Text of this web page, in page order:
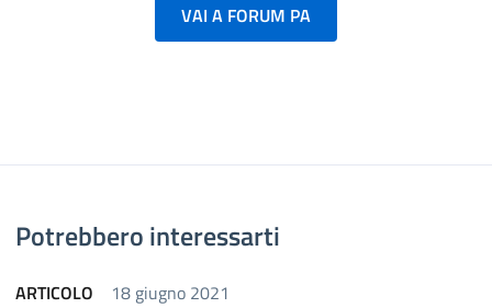
VAI A FORUM PA
Potrebbero interessarti
ARTICOLO 18 giugno 2021